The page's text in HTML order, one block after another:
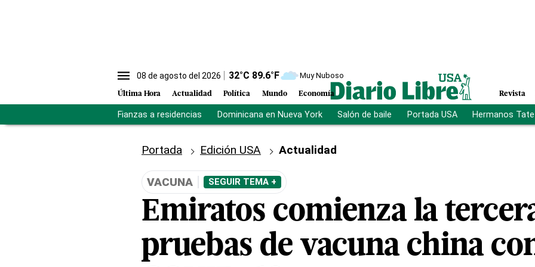
08 de agosto del 2026 32°C 89.6°F Muy Nuboso
Última Hora Actualidad Política Mundo Economía Revista
Fianzas a residencias Dominicana en Nueva York Salón de baile Portada USA Hermanos Tate
Portada Edición USA Actualidad
VACUNA SEGUIR TEMA +
Emiratos comienza la
pruebas de vacuna china